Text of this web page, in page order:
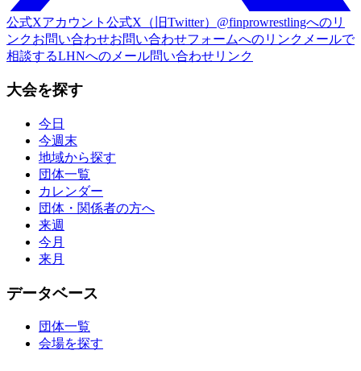
公式Xアカウント 公式X（旧Twitter）@finprowrestlingへのリ
ンクお問い合わせお問い合わせフォームへのリンク メールで
相談するLHNへのメール問い合わせリンク
大会を探す
今日
今週末
地域から探す
団体一覧
カレンダー
団体・関係者の方へ
来週
今月
来月
データベース
団体一覧
会場を探す